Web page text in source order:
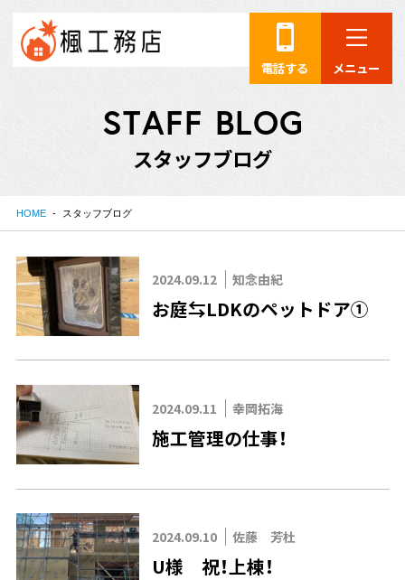
電話する メニュー
STAFF BLOG
スタッフブログ
HOME スタッフブログ
2024.09.12 知念由紀
お庭⇆LDKのペットドア①
2024.09.11 幸岡拓海
施工管理の仕事！
2024.09.10 佐藤 芳杜
U様 祝！上棟！